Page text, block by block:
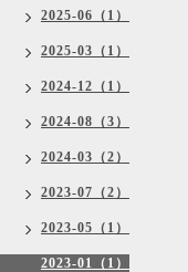
2025-06（1）
2025-03（1）
2024-12（1）
2024-08（3）
2024-03（2）
2023-07（2）
2023-05（1）
2023-01（1）